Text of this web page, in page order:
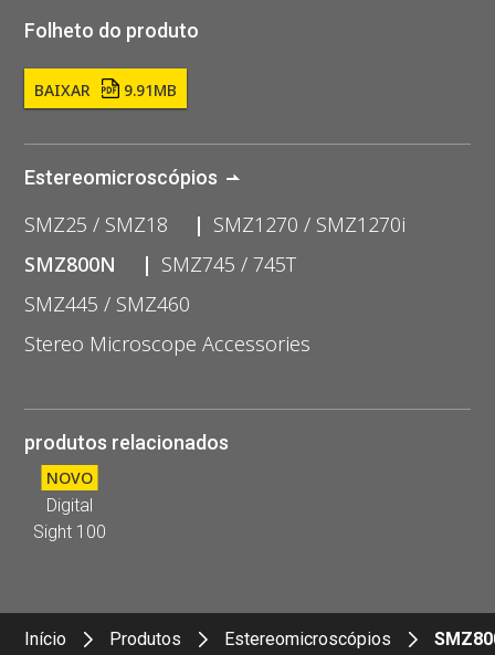
Folheto do produto
BAIXAR 9.91MB
Estereomicroscópios
SMZ25 / SMZ18
SMZ1270 / SMZ1270i
SMZ800N
SMZ745 / 745T
SMZ445 / SMZ460
Stereo Microscope Accessories
produtos relacionados
NOVO
Digital
Sight 100
Início Produtos Estereomicroscópios